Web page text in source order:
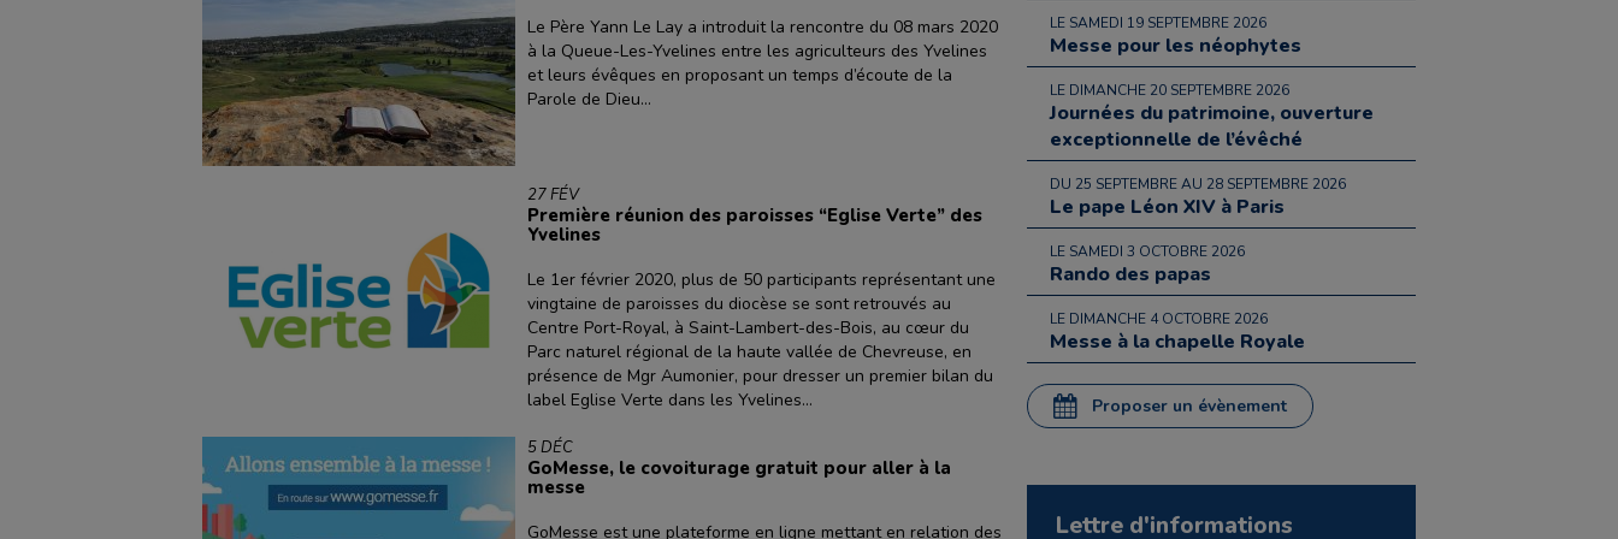
Le Père Yann Le Lay a introduit la rencontre du 08 mars 2020
à la Queue-Les-Yvelines entre les agriculteurs des Yvelines
et leurs évêques en proposant un temps d’écoute de la
Parole de Dieu...
27 FÉV
Première réunion des paroisses “Eglise Verte” des
Yvelines
Le 1er février 2020, plus de 50 participants représentant une
vingtaine de paroisses du diocèse se sont retrouvés au
Centre Port-Royal, à Saint-Lambert-des-Bois, au cœur du
Parc naturel régional de la haute vallée de Chevreuse, en
présence de Mgr Aumonier, pour dresser un premier bilan du
label Eglise Verte dans les Yvelines...
5 DÉC
GoMesse, le covoiturage gratuit pour aller à la
messe
GoMesse est une plateforme en ligne mettant en relation des
LE SAMEDI 19 SEPTEMBRE 2026
Messe pour les néophytes
LE DIMANCHE 20 SEPTEMBRE 2026
Journées du patrimoine, ouverture
exceptionnelle de l’évêché
DU 25 SEPTEMBRE AU 28 SEPTEMBRE 2026
Le pape Léon XIV à Paris
LE SAMEDI 3 OCTOBRE 2026
Rando des papas
LE DIMANCHE 4 OCTOBRE 2026
Messe à la chapelle Royale
Proposer un évènement
Lettre d'informations